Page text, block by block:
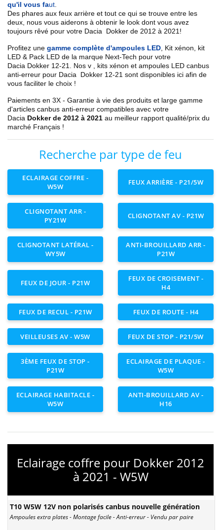
qu'il vous faut
Des phares aux feux arrière et tout ce qui se trouve entre les
deux, nous vous aiderons à obtenir le look dont vous avez
toujours rêvé pour votre Dacia Dokker de 2012 à 2021 !
Profitez une gamme complète d'ampoules LED Kit xénon, kit
LED & Pack LED de la marque Next-Tech pour votre
Dacia Dokker 12-21 . Nos v
, kits xénon et ampoules LED canbus
anti-erreur pour Dacia Dokker 12-21 sont disponibles ici afin de
vous faciliter le choix !
Paiements en 3X - Garantie à vie des produits et large gamme
d'articles canbus anti-erreur compatibles avec votre
Dacia Dokker de 2012 à 2021 au meilleur rapport qualité/prix du
marché Français !
Recherche par type de feu
ECLAIRAGE COFFRE -
W5W
FEUX ARRIÈRE - P21/5W
CLIGNOTANT ARR -
PY21W
CLIGNOTANT AV - P21W
CLIGNOTANT LATÉRAL -
WY5W
ANTI-BROUILLARD ARR -
P21W
FEUX DE JOUR - P21W
FEUX DE CROISEMENT -
H4
FEUX DE RECUL - P21W FEUX DE ROUTE - H4
VEILLEUSES AV - W5W FEUX DE STOP - P21/5W
3ÈME FEUX DE STOP -
P21W
ECLAIRAGE DE PLAQUE -
W5W
ECLAIRAGE HABITACLE -
W5W
ANTI-BROUILLARD AV -
H16
Eclairage coffre pour Dokker 2012
à 2021 - W5W
T10 W5W 12V non polarisés canbus nouvelle génération
Ampoules extra plates - Montage facile - Anti-erreur - Vendu par paire